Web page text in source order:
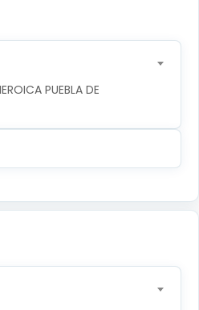
PUEBLA DE